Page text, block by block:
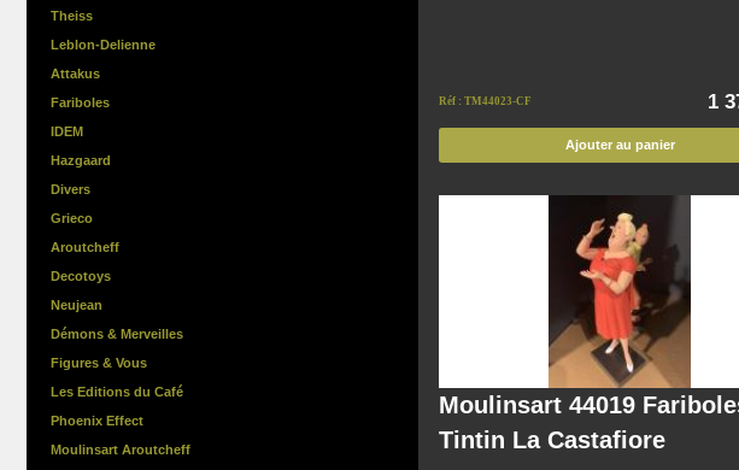
Theiss
Leblon-Delienne
Attakus
Fariboles
IDEM
Hazgaard
Divers
Grieco
Aroutcheff
Decotoys
Neujean
Démons & Merveilles
Figures & Vous
Les Editions du Café
Phoenix Effect
Moulinsart Aroutcheff
Réf : TM44023-CF 1
Ajouter au panier
Moulinsart 44019
Tintin La Castafiore